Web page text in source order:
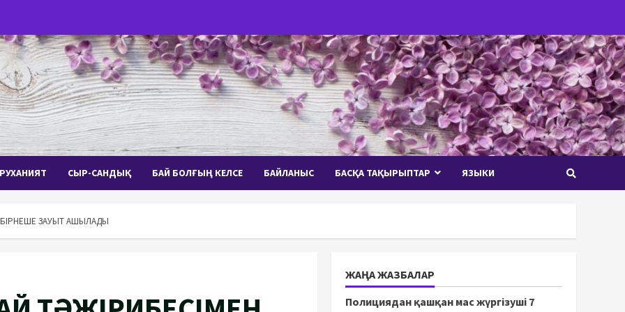
РУХАНИЯТ СЫР-САНДЫҚ БАЙ БОЛҒЫҢ КЕЛСЕ БАЙЛАНЫС БАСҚА ТАҚЫРЫПТАР ЯЗЫКИ
БІРНЕШЕ ЗАУЫТ АШЫЛАДЫ
ЖАҢА ЖАЗБАЛАР
Полициядан қашқан мас жүргізуші 7